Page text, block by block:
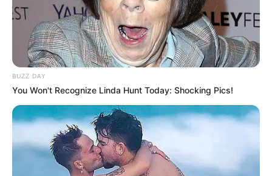
BUZZ DAY
You Won't Recognize Linda Hunt Today: Shocking Pics!